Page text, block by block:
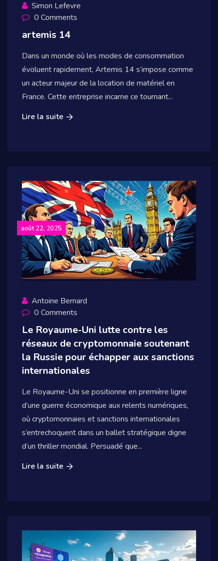
Simon Lefevre
0 Comments
artemis 14
Dans un monde où les modes de consommation
évoluent rapidement, Artemis 14 s’impose comme
un acteur majeur de la location de matériel en
France. Cette entreprise incarne ce tournant...
Lire la suite
août 22, 2025
Antoine Bernard
0 Comments
Le Royaume-Uni lutte contre les
réseaux de cryptomonnaie soutenant
la Russie pour échapper aux sanctions
internationales
Le Royaume-Uni se positionne en première ligne
d’une guerre économique aux relents numériques,
où cryptomonnaies et sanctions internationales
s’entrechoquent dans un ballet stratégique digne
d’un thriller mondial. Persuadé que...
Lire la suite